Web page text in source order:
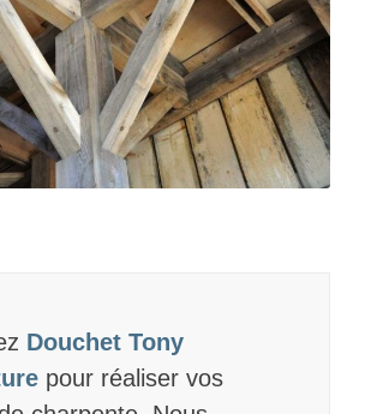
Douchet Tony
pour réaliser vos